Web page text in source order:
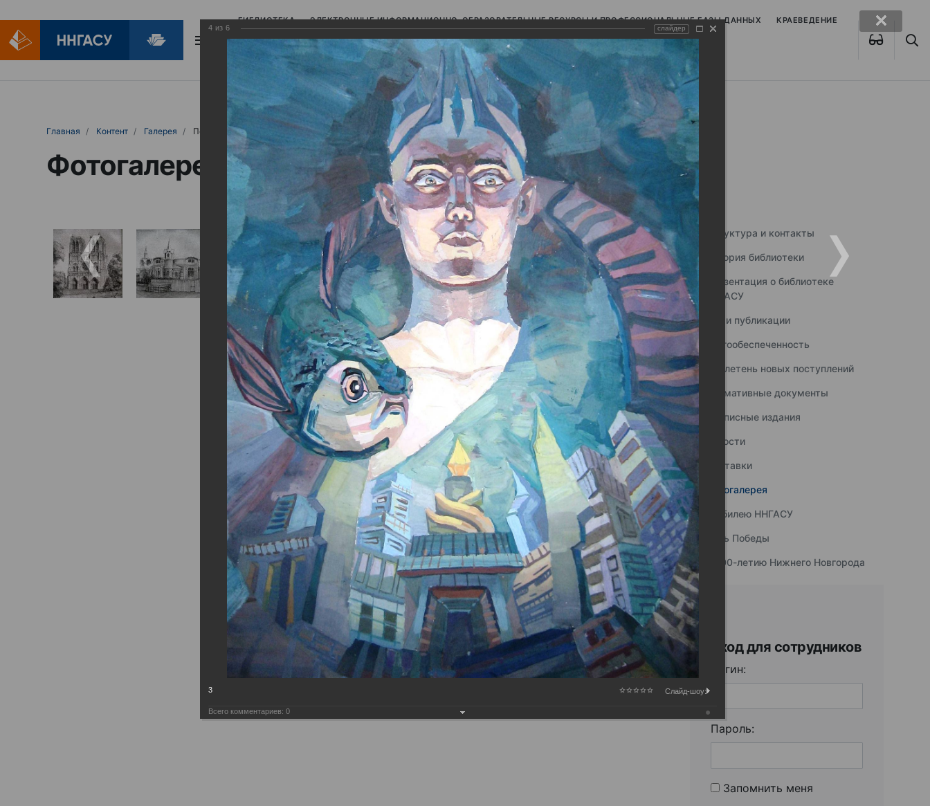
БИБЛИОТЕКА ЭЛЕКТРОННЫЕ ИНФОРМАЦИОННО-ОБРАЗОВАТЕЛЬНЫЕ РЕСУРСЫ И ПРОФЕССИОНАЛЬНЫЕ БАЗЫ ДАННЫХ КРАЕВЕДЕНИЕ
БИБЛИОПОМОЩЬ
Главная Контент Галерея Портретные фантазии и пейзажные идиллии
Фотогалерея
Структура и контакты
История библиотеки
Презентация о библиотеке
ННГАСУ
Наши публикации
Книгообеспеченность
Бюллетень новых поступлений
Нормативные документы
Подписные издания
Новости
Выставки
Фотогалерея
К юбилею ННГАСУ
День Победы
К 800-летию Нижнего Новгорода
Вход для сотрудников
Логин:
Пароль:
Запомнить меня
4 из 6 слайдер
3 Слайд-шоу:
Всего комментариев: 0